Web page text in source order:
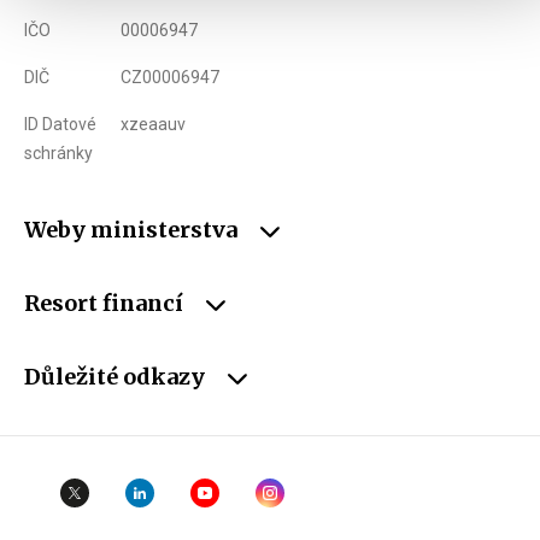
IČO 00006947
DIČ CZ00006947
ID Datové
schránky
xzeaauv
Weby ministerstva
Resort financí
Důležité odkazy